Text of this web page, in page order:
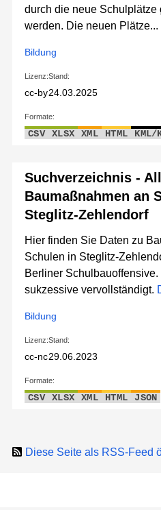
durch die neue Schulplätze
werden. Die neuen Plätze...
Bildung
Lizenz:
cc-by
Stand:
24.03.2025
Formate:
CSV XLSX XML HTML KML/
Suchverzeichnis -
Baumaßnahmen an
Steglitz-Zehlendorf
Hier finden Sie Daten zu
Schulen in Steglitz-
Berliner
sukzessive vervollständigt.
Bildung
Lizenz:
cc-nc
Stand:
29.06.2023
Formate:
CSV XLSX XML HTML JSON
Diese Seite als RSS-Feed